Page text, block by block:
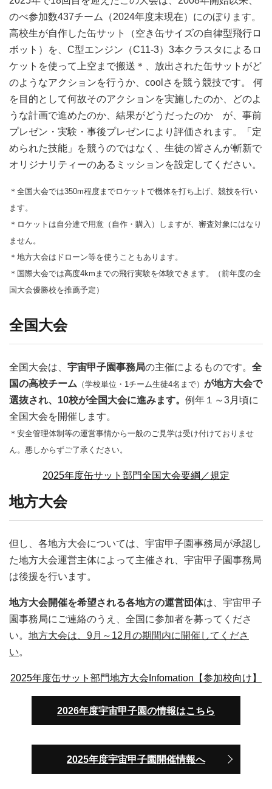
のべ参加数437チーム
（2024年度末現在） にのぼります。
高校生が自作した缶サット（空き缶サイズの自律型飛行ロ
ボット）を、C型エンジン（C11-3）3本クラスタによるロ
ケットを使って上空まで搬送＊、放出された缶サットがど
のようなアクションを行うか、coolさを競う競技です。 何
を目的として何故そのアクションを実施したのか、どのよ
うな計画で進めたのか、結果がどうだったのか が、事前
プレゼン・実験・事後プレゼンにより評価されます。「定
められた技能」を競うのではなく、生徒の皆さんが斬新で
オリジナリティーのあるミッションを設定してください。
＊全国大会では350m程度までロケットで機体を打ち上げ、競技を行い
ます。
＊ロケットは自分達で用意（自作・購入）しますが、審査対象にはなり
ません。
＊地方大会はドローン等を使うこともあります。
＊国際大会では高度4kmまでの飛行実験を体験できます。（前年度の全
国大会優勝校を推薦予定）
全国大会
全国大会は、 宇宙甲子園事務局の主催によるものです。 全
国の高校チーム （学校単位・1チーム生徒4名まで） が地方大会で
選抜され、10校が全国大会に進みます。 例年１～3月頃に
全国大会を開催します。
＊安全管理体制等の運営事情から一般のご見学は受け付けておりませ
ん。悪しからずご了承ください。
2025年度缶サット部門全国大会要綱／規定
地方大会
但し、各地方大会については、宇宙甲子園事務局が承認し
た地方大会運営主体によって主催され、宇宙甲子園事務局
は後援を行います。
地方大会開催を希望される各地方の運営団体は、宇宙甲子
園事務局にご連絡のうえ、全国に参加者を募ってくださ
い。 地方大会は、9月～12月の期間内に開催してくださ
い。
2025年度缶サット部門地方大会Infomation【参加校向け】
2026年度宇宙甲子園の情報はこちら
2025年度宇宙甲子園開催情報へ